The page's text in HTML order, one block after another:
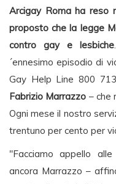
Arcigay Roma ha reso
proposto che la legge
contro gay e lesbiche
´ennesimo episodio di
Gay Help Line 800
Fabrizio Marrazzo – che
Ogni mese il nostro
trentuno per cento per
"Facciamo appello
ancora Marrazzo –